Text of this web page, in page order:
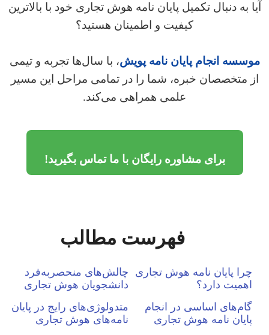
به دنبال تکمیل پایان نامه هوش تجاری خود با بالاترین
کیفیت و اطمینان هستید؟
انجام پایان نامه پویش، با سال‌ها تجربه و تیمی
متخصصان خبره، شما را در تمامی مراحل این مسیر
علمی همراهی می‌کند.
برای مشاوره رایگان با ما تماس بگیرید!
فهرست مطالب
پایان نامه هوش تجاری
دارد؟
چالش‌های منحصربه‌فرد
دانشجویان هوش تجاری
اساسی در انجام
نامه هوش تجاری
متدولوژی‌های رایج در پایان
نامه‌های هوش تجاری